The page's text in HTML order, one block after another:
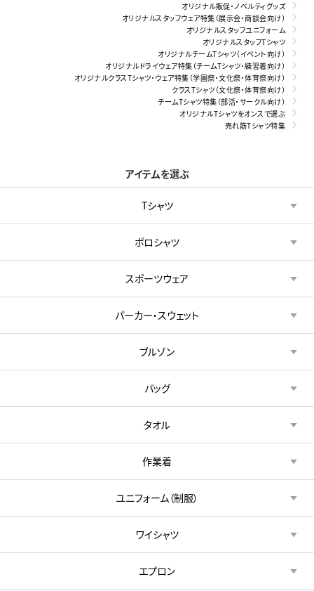
オリジナル販促・ノベルティグッズ
オリジナルスタッフウェア特集（展示会・商談会向け）
オリジナルスタッフユニフォーム
オリジナルスタッフTシャツ
オリジナルチームTシャツ（イベント向け）
オリジナルドライウェア特集（チームTシャツ・練習着向け）
オリジナルクラスTシャツ・ウェア特集（学園祭・文化祭・体育祭向け）
クラスTシャツ（文化祭・体育祭向け）
チームTシャツ特集（部活・サークル向け）
オリジナルTシャツをオンスで選ぶ
売れ筋Tシャツ特集
アイテムを選ぶ
Tシャツ
ポロシャツ
スポーツウェア
パーカー・スウェット
ブルゾン
バッグ
タオル
作業着
ユニフォーム（制服）
ワイシャツ
エプロン